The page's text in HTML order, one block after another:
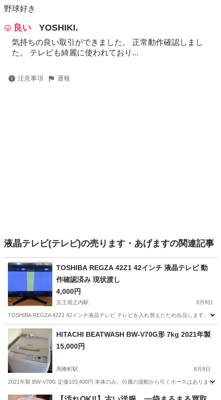
野球好き
良い YOSHIKI.
気持ちの良い取引ができました。 正常動作確認しまし
た。 テレビも綺麗に使われており...
注意事項 通報
液晶テレビ(テレビ)の売ります・あげますの関連記事
TOSHIBA REGZA 42Z1 42インチ 液晶テレビ 動
作確認済み 現状渡し
4,000円
京王堀之内駅 8月8日
TOSHIBA REGZA 42Z1 42インチ液晶テレビ テレビを入れ替えたため出品します。
東京 八王子市 HITACHI BEATWASH BW-V70G形 7kg 2021年製
15,000円
馬喰町駅 8月8日
2021年製 BW-V70G 定価103,400円 本体のみ。付属の湯船から引くホースはありませ
東京 中央区 馬喰町駅 生活家電